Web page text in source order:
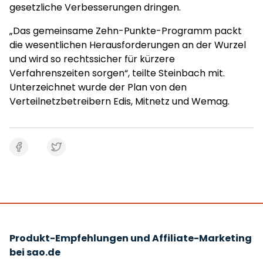
gesetzliche Verbesserungen dringen.
„Das gemeinsame Zehn-Punkte-Programm packt
die wesentlichen Herausforderungen an der Wurzel
und wird so rechtssicher für kürzere
Verfahrenszeiten sorgen“, teilte Steinbach mit.
Unterzeichnet wurde der Plan von den
Verteilnetzbetreibern Edis, Mitnetz und Wemag.
Produkt-Empfehlungen und Affiliate-Marketing
bei sao.de